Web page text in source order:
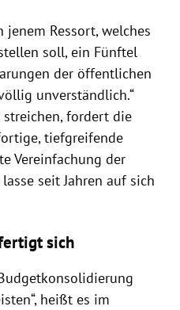
jenem Ressort, welches
soll, ein Fünftel
der öffentlichen
unverständlich.“
fordert die
tiefgreifende
Vereinfachung der
seit Jahren auf sich
sich
heißt es im